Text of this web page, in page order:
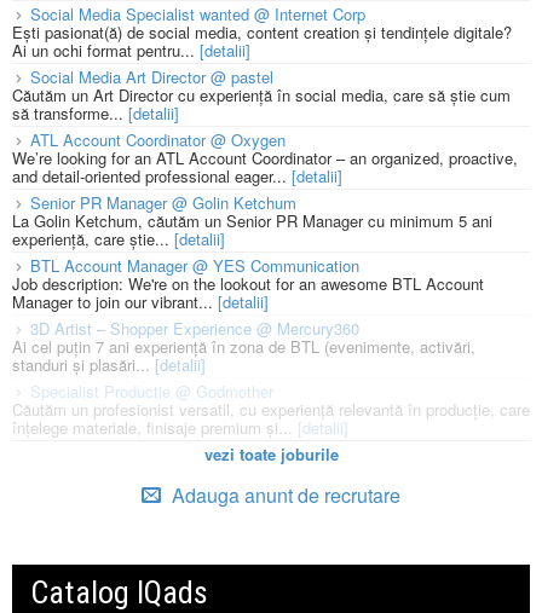
Social Media Specialist wanted @ Internet Corp
Ești pasionat(ă) de social media, content creation și tendințele digitale?
Ai un ochi format pentru... [detalii]
Social Media Art Director @ pastel
Căutăm un Art Director cu experiență în social media, care să știe cum
să transforme... [detalii]
ATL Account Coordinator @ Oxygen
We’re looking for an ATL Account Coordinator – an organized, proactive,
and detail-oriented professional eager... [detalii]
Senior PR Manager @ Golin Ketchum
La Golin Ketchum, căutăm un Senior PR Manager cu minimum 5 ani
experiență, care știe... [detalii]
BTL Account Manager @ YES Communication
Job description: We're on the lookout for an awesome BTL Account
Manager to join our vibrant... [detalii]
3D Artist – Shopper Experience @ Mercury360
Ai cel puțin 7 ani experiență în zona de BTL (evenimente, activări,
standuri și plasări...[detalii]
Specialist Productie @ Godmother
Căutăm un profesionist versatil, cu experiență relevantă în producție, care
înțelege materiale, finisaje premium și... [detalii]
vezi toate joburile
Adauga anunt de recrutare
Catalog IQads